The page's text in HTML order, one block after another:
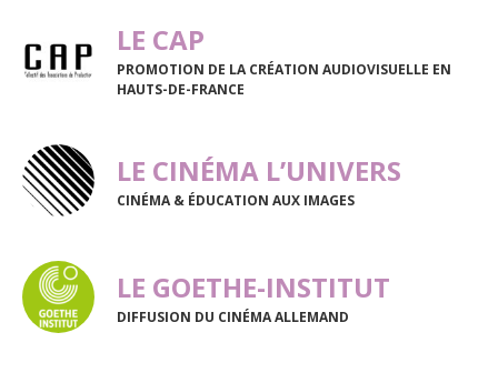
LE CAP
PROMOTION DE LA CRÉATION AUDIOVISUELLE EN
HAUTS-DE-FRANCE
LE CINÉMA L’UNIVERS
CINÉMA & ÉDUCATION AUX IMAGES
LE GOETHE-INSTITUT
DIFFUSION DU CINÉMA ALLEMAND